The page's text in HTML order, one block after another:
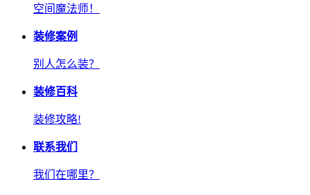
空间魔法师！
装修案例
别人怎么装？
装修百科
装修攻略!
联系我们
我们在哪里？